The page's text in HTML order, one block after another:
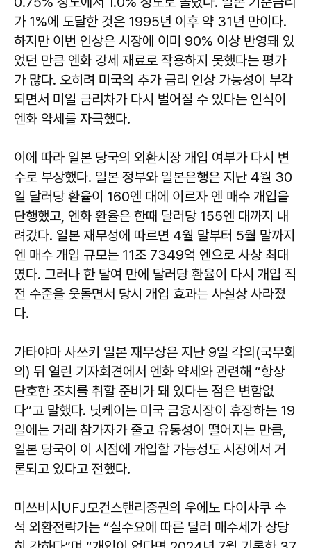
가 1%에 도달한 것은 1995년 이후 약 31년 만이다.
하지만 이번 인상은 시장에 이미 90% 이상 반영돼 있
었던 만큼 엔화 강세 재료로 작용하지 못했다는 평가
가 많다. 오히려 미국의 추가 금리 인상 가능성이 부각
되면서 미일 금리차가 다시 벌어질 수 있다는 인식이
엔화 약세를 자극했다.
이에 따라 일본 당국의 외환시장 개입 여부가 다시 변
수로 부상했다. 일본 정부와 일본은행은 지난 4월 30
일 달러당 환율이 160엔 대에 이르자 엔 매수 개입을
단행했고, 엔화 환율은 한때 달러당 155엔 대까지 내
려갔다. 일본 재무성에 따르면 4월 말부터 5월 말까지
엔 매수 개입 규모는 11조 7349억 엔으로 사상 최대
였다. 그러나 한 달여 만에 달러당 환율이 다시 개입 직
전 수준을 웃돌면서 당시 개입 효과는 사실상 사라졌
다.
가타야마 사쓰키 일본 재무상은 지난 9일 각의(국무회
의) 뒤 열린 기자회견에서 엔화 약세와 관련해 “항상
단호한 조치를 취할 준비가 돼 있다는 점은 변함없
다”고 말했다. 닛케이는 미국 금융시장이 휴장하는 19
일에는 거래 참가자가 줄고 유동성이 떨어지는 만큼,
일본 당국이 이 시점에 개입할 가능성도 시장에서 거
론되고 있다고 전했다.
미쓰비시UFJ모건스탠리증권의 우에노 다이사쿠 수
석 외환전략가는 “실수요에 따른 달러 매수세가 상당